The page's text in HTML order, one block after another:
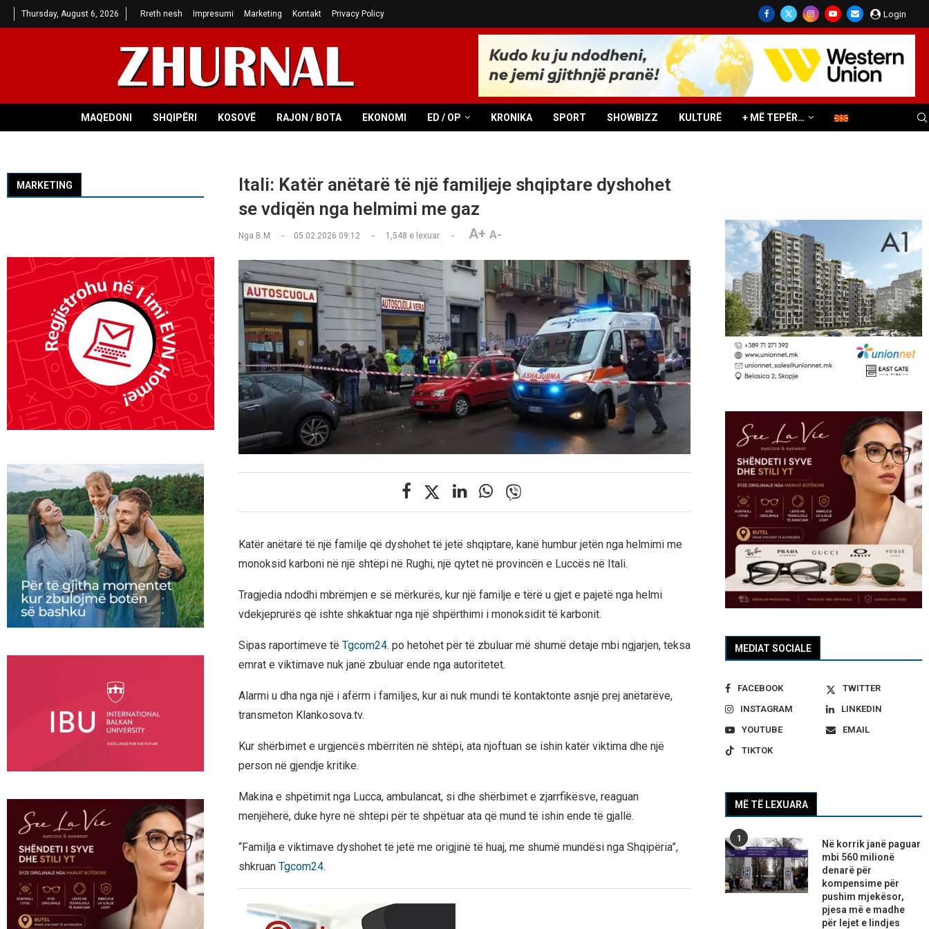
Thursday, August 6, 2026 Rreth nesh Impresumi Marketing Kontakt Privacy Policy Login
MAQEDONI SHQIPËRI KOSOVË RAJON / BOTA EKONOMI ED / OP KRONIKA SPORT SHOWBIZZ KULTURË + MË TEPËR…
Itali: Katër anëtarë të një familjeje shqiptare dyshohet
se vdiqën nga helmimi me gaz
Nga B.M 05.02.2026 09:12 1,548 e lexuar A+ A-
Katër anëtarë të një familje që dyshohet të jetë shqiptare, kanë humbur jetën nga helmimi me
monoksid karboni në një shtëpi në Rughi, një qytet në provincën e Luccës në Itali.
Tragjedia ndodhi mbrëmjen e së mërkurës, kur një familje e tërë u gjet e pajetë nga helmi
vdekjeprurës që ishte shkaktuar nga një shpërthimi i monoksidit të karbonit.
Sipas raportimeve të Tgcom24. po hetohet për të zbuluar më shumë detaje mbi ngjarjen, teksa
emrat e viktimave nuk janë zbuluar ende nga autoritetet.
Alarmi u dha nga një i afërm i familjes, kur ai nuk mundi të kontaktonte asnjë prej anëtarëve,
transmeton Klankosova.tv.
Kur shërbimet e urgjencës mbërritën në shtëpi, ata njoftuan se ishin katër viktima dhe një
person në gjendje kritike.
Makina e shpëtimit nga Lucca, ambulancat, si dhe shërbimet e zjarrfikësve, reaguan
menjëherë, duke hyre në shtëpi për të shpëtuar ata që mund të ishin ende të gjallë.
“Familja e viktimave dyshohet të jetë me origjinë të huaj, me shumë mundësi nga Shqipëria”,
shkruan Tgcom24.
MEDIAT SOCIALE
FACEBOOK
TWITTER
INSTAGRAM
LINKEDIN
YOUTUBE
EMAIL
TIKTOK
MË TË LEXUARA
1
Në korrik janë paguar
mbi 560 milionë
denarë për
kompensime për
pushim mjekësor,
pjesa më e madhe
për lejet e lindjes
MARKETING